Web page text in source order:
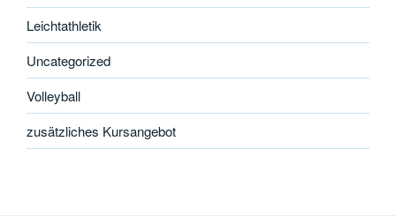
Leichtathletik
Uncategorized
Volleyball
zusätzliches Kursangebot